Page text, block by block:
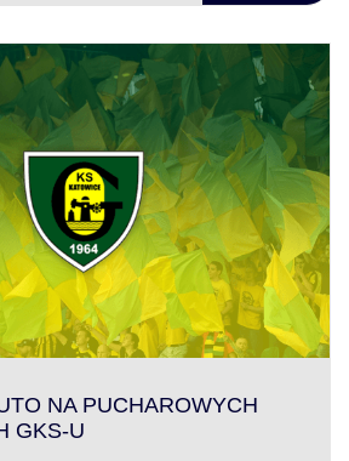
NA PUCHAROWYCH
GKS-U